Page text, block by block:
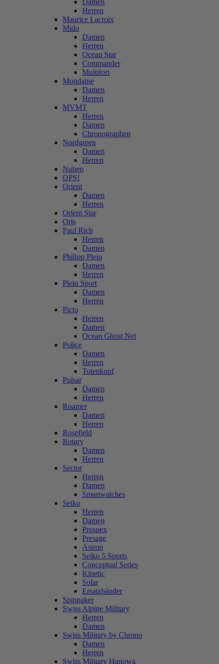
Damen
Herren
Maurice Lacroix
Mido
Damen
Herren
Ocean Star
Commander
Multifort
Mondaine
Damen
Herren
MVMT
Herren
Damen
Chronographen
Nordgreen
Damen
Herren
Nubeo
OPS!
Orient
Damen
Herren
Orient Star
Oris
Paul Rich
Herren
Damen
Philipp Plein
Damen
Herren
Plein Sport
Damen
Herren
Picto
Herren
Damen
Ocean Ghost Net
Police
Damen
Herren
Totenkopf
Pulsar
Damen
Herren
Roamer
Damen
Herren
Rosefield
Rotary
Damen
Herren
Sector
Herren
Damen
Smartwatches
Seiko
Herren
Damen
Prospex
Presage
Astron
Seiko 5 Sports
Conceptual Series
Kinetic
Solar
Ersatzbänder
Spinnaker
Swiss Alpine Military
Herren
Damen
Swiss Military by Chrono
Damen
Herren
Swiss Military Hanowa